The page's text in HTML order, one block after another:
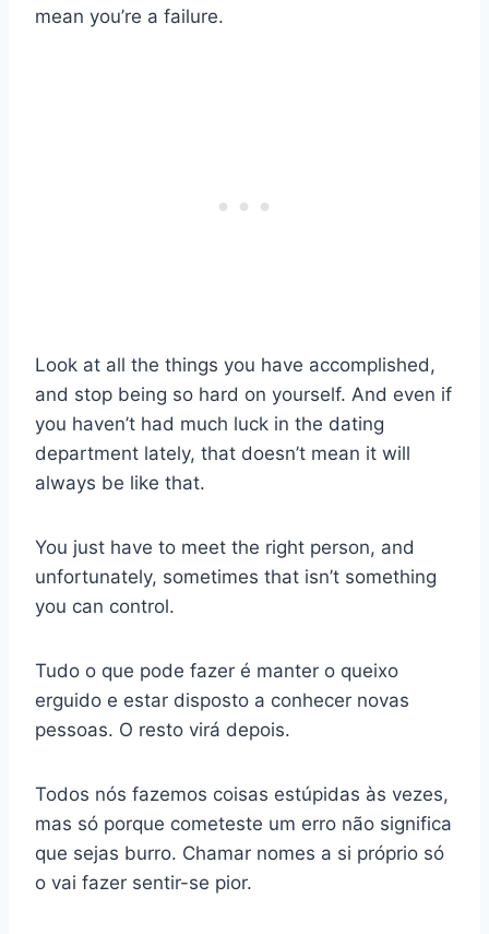
mean you’re a failure.
Look at all the things you have accomplished,
and stop being so hard on yourself. And even if
you haven’t had much luck in the dating
department lately, that doesn’t mean it will
always be like that.
You just have to meet the right person, and
unfortunately, sometimes that isn’t something
you can control.
Tudo o que pode fazer é manter o queixo
erguido e estar disposto a conhecer novas
pessoas. O resto virá depois.
Todos nós fazemos coisas estúpidas às vezes,
mas só porque cometeste um erro não significa
que sejas burro. Chamar nomes a si próprio só
o vai fazer sentir-se pior.